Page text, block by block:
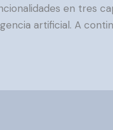
en tres
artificial. A